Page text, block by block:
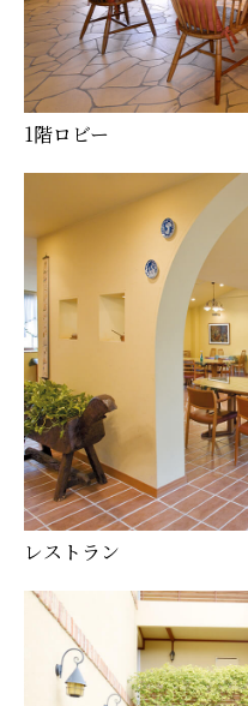
1階ロビー
レストラン